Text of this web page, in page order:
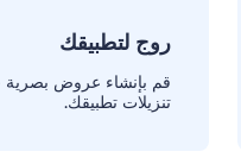
روج لتطبيقك
قم بإنشاء عروض بصرية
تنزيلات تطبيقك.